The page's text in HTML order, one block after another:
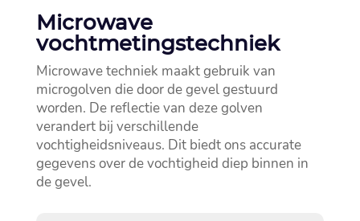
Microwave
vochtmetingstechniek
Microwave techniek maakt gebruik van
microgolven die door de gevel gestuurd
worden.​ De reflectie van deze golven
verandert bij verschillende
vochtigheidsniveaus.​ Dit biedt ons accurate
gegevens over de vochtigheid diep binnen in
de gevel.​